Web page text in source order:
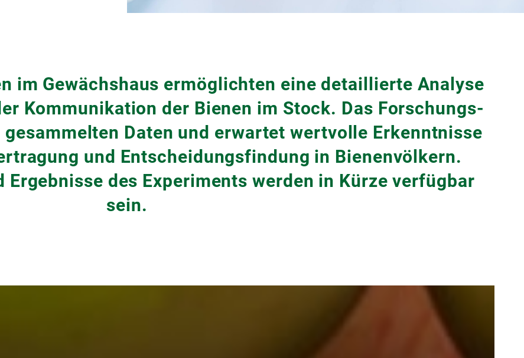
im Gewächshaus ermöglichten eine detaillierte Analyse
Kommunikation der Bienen im Stock. Das Forschungs-
Daten und erwartet wertvolle Erkenntnisse
und Entscheidungsfindung in Bienenvölkern.
des Experiments werden in Kürze verfügbar
sein.